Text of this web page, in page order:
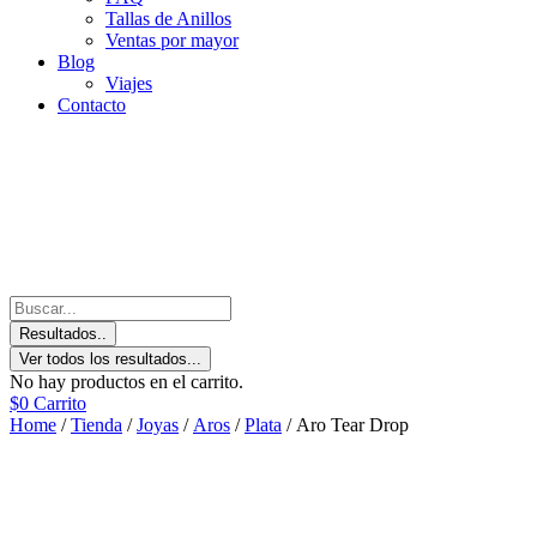
Tallas de Anillos
Ventas por mayor
Blog
Viajes
Contacto
Resultados..
Ver todos los resultados...
No hay productos en el carrito.
$0 Carrito
Home /Tienda /Joyas / Aros /Plata / Aro Tear Drop